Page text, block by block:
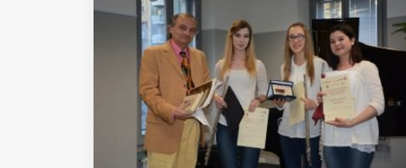
EDB edizioni - Via Brivio angolo C.
Imbonati, 89 20159 Milano (Italia)
Informativa sulla privacy